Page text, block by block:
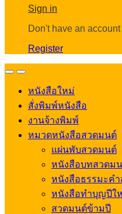
Sign in
Don't have an account
Register
OpenClose
หนังสือใหม่
สั่งพิมพ์หนังสือ
งานจ้างพิมพ์
หมวดหนังสือสวดมนต์
แผ่นพับสวดมนต์
หนังสือบทสวดม
หนังสือธรรมะค
หนังสือทำบุญปีใ
สวดมนต์ข้ามปี